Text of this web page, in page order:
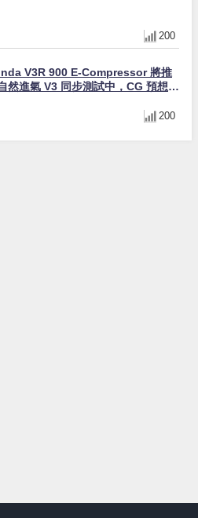
200
V3R 900 E-Compressor 將推
然進氣 V3 同步測試中，CG 預想曝
200